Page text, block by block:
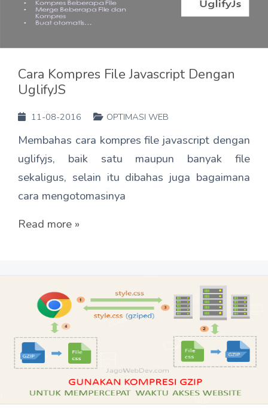
Cara Kompres File Javascript Dengan
UglifyJS
11-08-2016 OPTIMASI WEB
Membahas cara kompres file javascript dengan
uglifyjs, baik satu maupun banyak file
sekaligus, selain itu dibahas juga bagaimana
cara mengotomasinya
Read more »